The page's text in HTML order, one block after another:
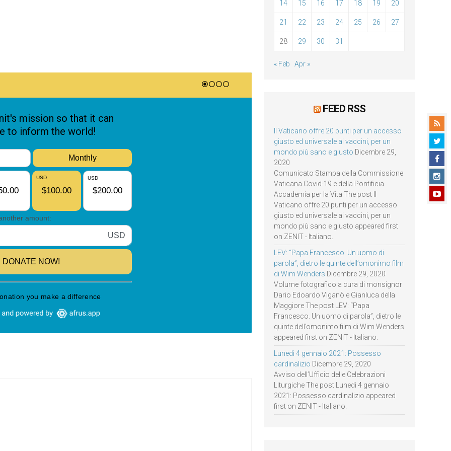
14 15 16 17 18 19 20
21 22 23 24 25 26 27
28 29 30 31
« Feb Apr »
FEED RSS
Il Vaticano offre 20 punti per un accesso
giusto ed universale ai vaccini, per un
mondo più sano e giusto Dicembre 29,
2020
Comunicato Stampa della Commissione
Vaticana Covid-19 e della Pontificia
Accademia per la Vita The post Il
Vaticano offre 20 punti per un accesso
giusto ed universale ai vaccini, per un
mondo più sano e giusto appeared first
on ZENIT - Italiano.
LEV: “Papa Francesco. Un uomo di
parola”, dietro le quinte dell’omonimo film
di Wim Wenders Dicembre 29, 2020
Volume fotografico a cura di monsignor
Dario Edoardo Viganò e Gianluca della
Maggiore The post LEV: “Papa
Francesco. Un uomo di parola”, dietro le
quinte dell’omonimo film di Wim Wenders
appeared first on ZENIT - Italiano.
Lunedì 4 gennaio 2021: Possesso
cardinalizio Dicembre 29, 2020
Avviso dell’Ufficio delle Celebrazioni
Liturgiche The post Lunedì 4 gennaio
2021: Possesso cardinalizio appeared
first on ZENIT - Italiano.